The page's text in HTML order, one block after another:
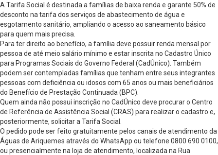
A Tarifa Social é destinada a famílias de baixa renda e garante 50% de
desconto na tarifa dos serviços de abastecimento de água e
esgotamento sanitário, ampliando o acesso ao saneamento básico
para quem mais precisa.
Para ter direito ao benefício, a família deve possuir renda mensal por
pessoa de até meio salário mínimo e estar inscrita no Cadastro Único
para Programas Sociais do Governo Federal (CadÚnico). Também
podem ser contempladas famílias que tenham entre seus integrantes
pessoas com deficiência ou idosos com 65 anos ou mais beneficiários
do Benefício de Prestação Continuada (BPC).
Quem ainda não possui inscrição no CadÚnico deve procurar o Centro
de Referência de Assistência Social (CRAS) para realizar o cadastro e,
posteriormente, solicitar a Tarifa Social.
O pedido pode ser feito gratuitamente pelos canais de atendimento da
Águas de Ariquemes através do WhatsApp ou telefone 0800 690 0100,
ou presencialmente na loja de atendimento, localizada na Rua